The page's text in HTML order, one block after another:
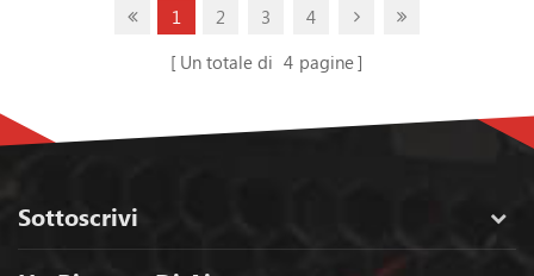
1 2 3
4
Un totale di 4 pagine
Sottoscrivi